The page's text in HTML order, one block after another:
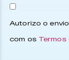
Autorizo o
com os Termos